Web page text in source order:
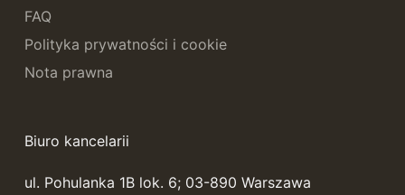
FAQ
Polityka prywatności i cookie
Nota prawna
Biuro kancelarii
ul. Pohulanka 1B lok. 6; 03-890 Warszawa